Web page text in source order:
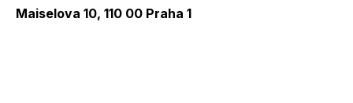
Maiselova 10, 110 00 Praha 1